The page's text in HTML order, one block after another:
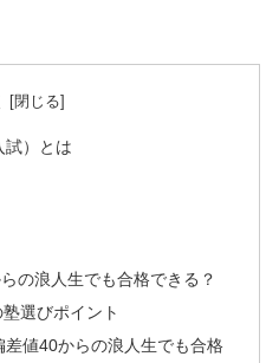
試）とは
の浪人生でも合格できる？
選びポイント
値40からの浪人生でも合格